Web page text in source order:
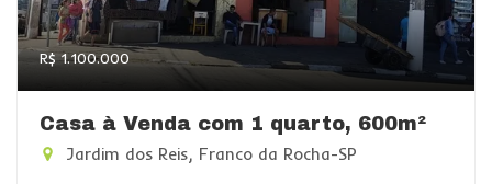
R$ 1.100.000
Casa à Venda com 1 quarto, 600m²
Jardim dos Reis, Franco da Rocha-SP